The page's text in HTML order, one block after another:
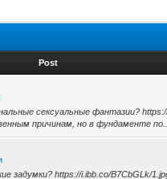
Post
сексуальные фантазии?
причинам, но в фундаменте по...
задумки? https://i.ibb.co/B7CbGLk/